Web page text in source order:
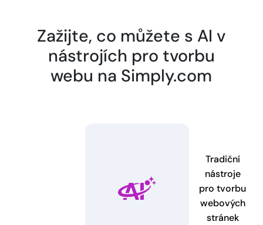
Zažijte, co můžete s AI v
nástrojích pro tvorbu
webu na Simply.com
Tradiční
nástroje
pro tvorbu
webových
stránek